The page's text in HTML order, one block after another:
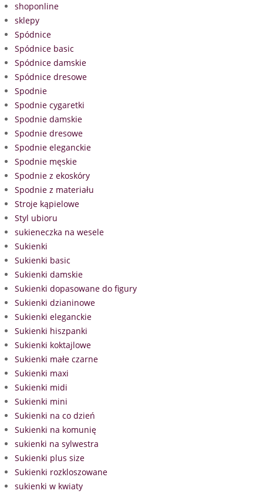
shoponline
sklepy
Spódnice
Spódnice basic
Spódnice damskie
Spódnice dresowe
Spodnie
Spodnie cygaretki
Spodnie damskie
Spodnie dresowe
Spodnie eleganckie
Spodnie męskie
Spodnie z ekoskóry
Spodnie z materiału
Stroje kąpielowe
Styl ubioru
sukieneczka na wesele
Sukienki
Sukienki basic
Sukienki damskie
Sukienki dopasowane do figury
Sukienki dzianinowe
Sukienki eleganckie
Sukienki hiszpanki
Sukienki koktajlowe
Sukienki małe czarne
Sukienki maxi
Sukienki midi
Sukienki mini
Sukienki na co dzień
Sukienki na komunię
sukienki na sylwestra
Sukienki plus size
Sukienki rozkloszowane
sukienki w kwiaty